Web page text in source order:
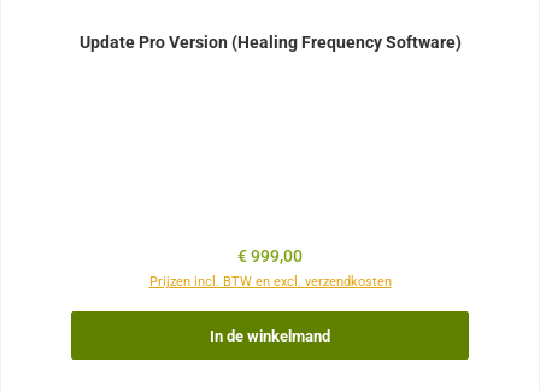
Update Pro Version (Healing Frequency Software)
Normale prijs:
€ 999,00
Prijzen incl. BTW en excl. verzendkosten
In de winkelmand